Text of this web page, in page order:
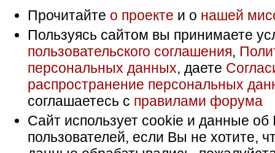
Прочитайте о проекте и о нашей
Пользуясь сайтом вы принимаете
пользовательского соглашения,
персональных данных, даете
распространение персональных
соглашаетесь с правилами форума
Сайт использует cookie и данные об
пользователей, если Вы не хотите,